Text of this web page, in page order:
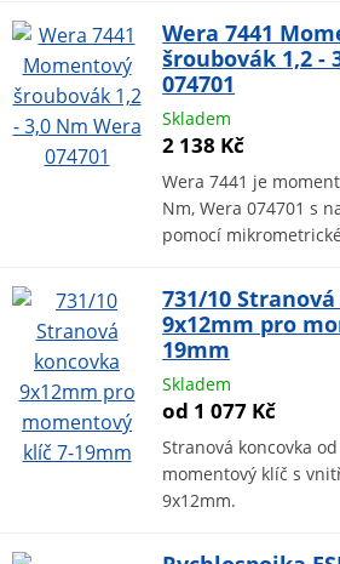
Wera 7441
šroubovák 1,2 -
074701
Skladem
2 138 Kč
Wera 7441 je
Nm, Wera 074701 s
pomocí
731/10
9x12mm pro
19mm
Skladem
od 1 077 Kč
Stranová koncovka
momentový klíč s
9x12mm.